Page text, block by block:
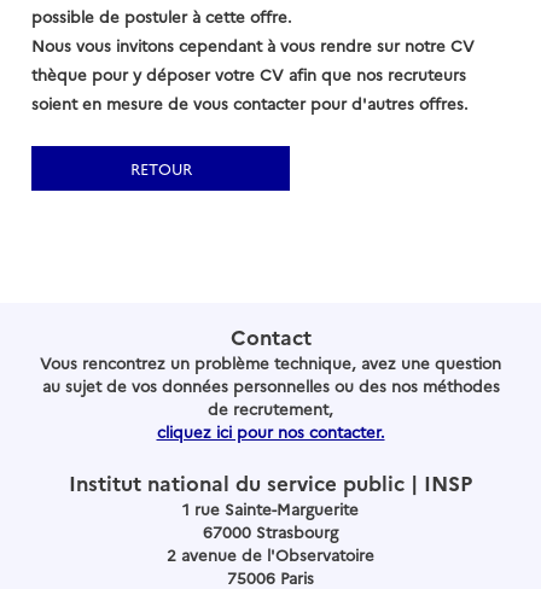
possible de postuler à cette offre.
Nous vous invitons cependant à vous rendre sur notre CV
thèque pour y déposer votre CV afin que nos recruteurs
soient en mesure de vous contacter pour d'autres offres.
RETOUR
Contact
Vous rencontrez un problème technique, avez une question
au sujet de vos données personnelles ou des nos méthodes
de recrutement,
cliquez ici pour nos contacter.
Institut national du service public | INSP
1 rue Sainte-Marguerite
67000 Strasbourg
2 avenue de l'Observatoire
75006 Paris